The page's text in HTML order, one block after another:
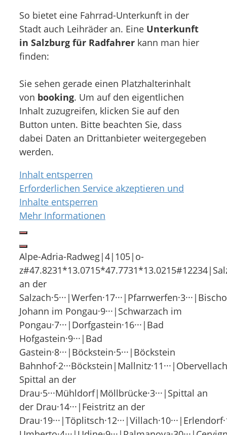
So bietet eine Fahrrad-Unterkunft in der
Stadt auch Leihräder an. Eine Unterkunft
in Salzburg für Radfahrer kann man hier
finden:
Sie sehen gerade einen Platzhalterinhalt
von booking. Um auf den eigentlichen
Inhalt zuzugreifen, klicken Sie auf den
Button unten. Bitte beachten Sie, dass
dabei Daten an Drittanbieter weitergegeben
werden.
Inhalt entsperren
Erforderlichen Service akzeptieren und
Inhalte entsperren
Mehr Informationen
Alpe-Adria-Radweg|4|105|o-
an der
Johann im Pongau·9···|Schwarzach im
Pongau·7···|Dorfgastein·16···|Bad
Hofgastein·9···|Bad
Gastein·8···|Böckstein·5···|Böckstein
Spittal an der
Drau·5···Mühldorf|Möllbrücke·3···|Spittal an
der Drau·14···|Feistritz an der